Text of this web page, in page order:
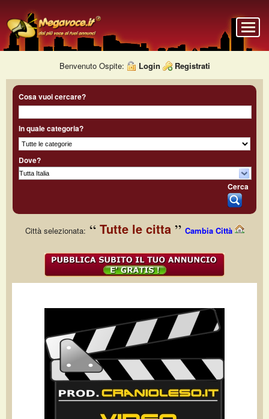
Benvenuto Ospite: Login Registrati
Cosa vuoi cercare?
In quale categoria?
Dove?
Cerca
Città selezionata: Tutte le citta Cambia Città